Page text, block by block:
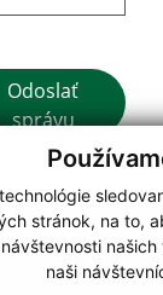
stránok, na to,
naši
reCaptcha
Odoslať
správu
webdesign|